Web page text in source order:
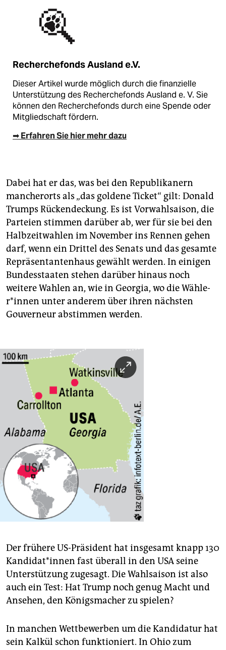
Recherchefonds Ausland e.V.
Dieser Artikel wurde möglich durch die finanzielle
Unterstützung des Recherchefonds Ausland e. V. Sie
können den Recherchefonds durch eine Spende oder
Mitgliedschaft fördern.
➡ Erfahren Sie hier mehr dazu
Dabei hat er das, was bei den Re­pu­bli­ka­nern
mancherorts als „das goldene Ticket“ gilt: Donald
Trumps Rückendeckung. Es ist Vorwahlsaison, die
Parteien stimmen darüber ab, wer für sie bei den
Halbzeitwahlen im November ins Rennen gehen
darf, wenn ein Drittel des Senats und das gesamte
Repräsentantenhaus gewählt werden. In einigen
Bundesstaaten stehen darüber hinaus noch
weitere Wahlen an, wie in Georgia, wo die Wäh­le­
r*in­nen unter anderem über ihren nächsten
Gouverneur abstimmen werden.
Der frühere US-Präsident hat insgesamt knapp 130
Kan­di­da­t*in­nen fast überall in den USA seine
Unterstützung zugesagt. Die Wahlsaison ist also
auch ein Test: Hat Trump noch genug Macht und
Ansehen, den Königs­macher zu spielen?
In manchen Wettbewerben um die Kandidatur hat
sein Kalkül schon funktioniert. In Ohio zum